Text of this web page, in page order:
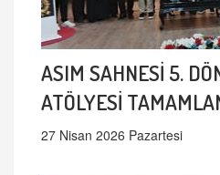
ASIM SAHNESİ 5.
ATÖLYESİ
27 Nisan 2026 Pazartesi